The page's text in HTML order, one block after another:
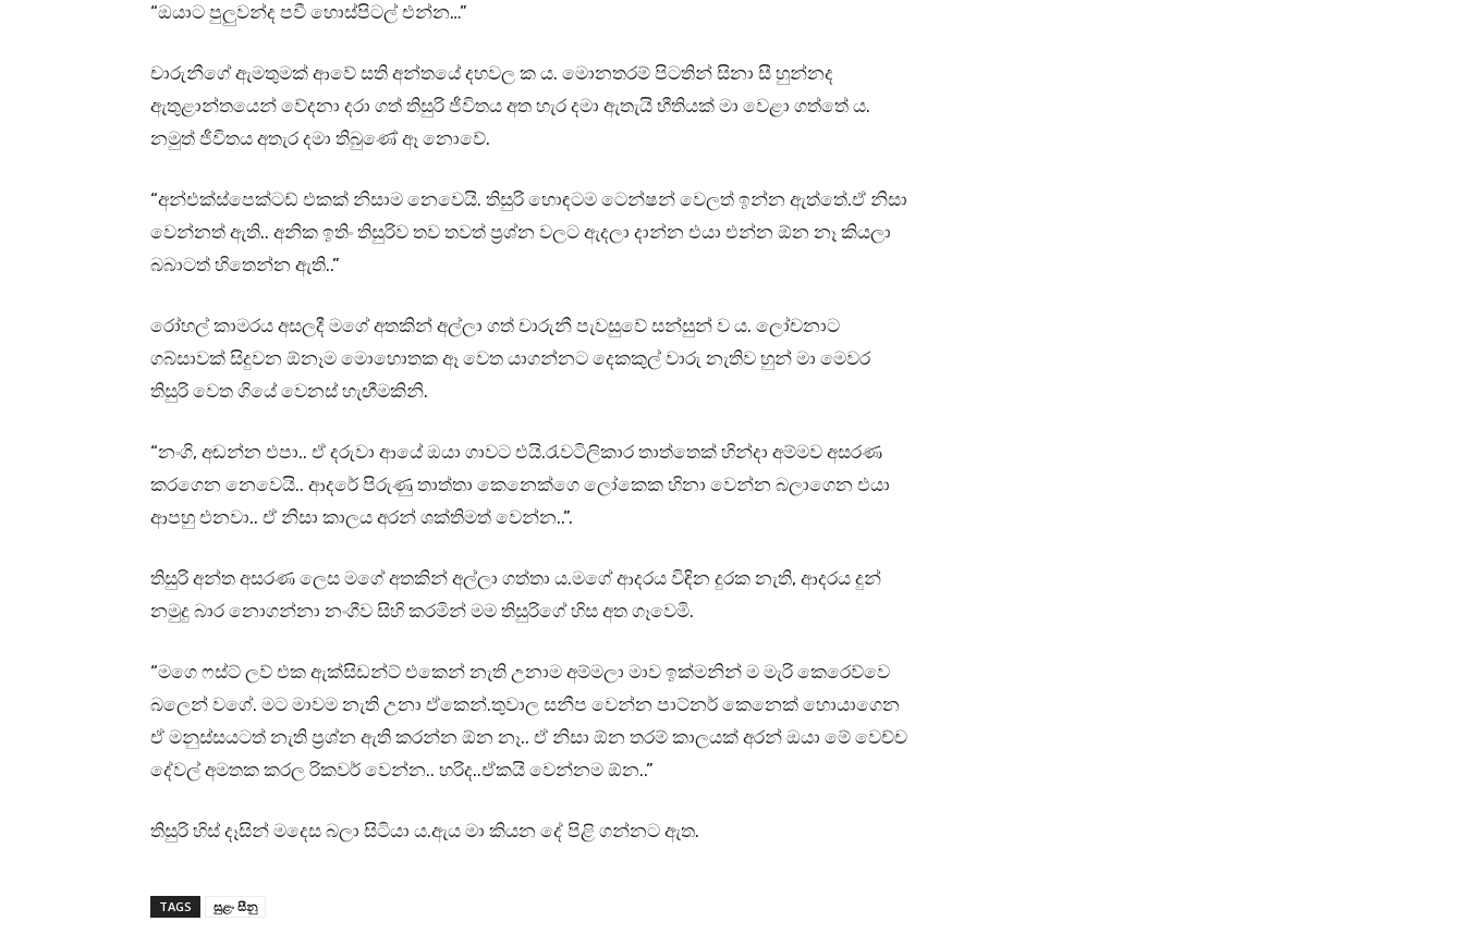
“ඔයාට පුලුවන්ද පවී හොස්පිටල් එන්න…”
චාරුනීගේ ඇමතුමක් ආවේ සති අන්තයේ දහවල ක ය. මොනතරම් පිටතින් සිනා සී හුන්නද
ඇතුළාන්තයෙන් වේදනා දරා ගත් තිසුරි ජීවිතය අත හැර දමා ඇතැයි භීතියක් මා වෙළා ගත්තේ ය.
නමුත් ජීවිතය අතැර දමා තිබුණේ ඈ නොවේ.
“අන්එක්ස්පෙක්ටඩ් එකක් නිසාම නෙවෙයි. තිසුරි හොඳටම ටෙන්ෂන් වෙලත් ඉන්න ඇත්තේ.ඒ නිසා
වෙන්නත් ඇති.. අනික ඉතිං තිසුරිව තව තවත් ප්‍රශ්න වලට ඇදලා දාන්න එයා එන්න ඕන නෑ කියලා
බබාටත් හිතෙන්න ඇති..”
රෝහල් කාමරය අසලදී මගේ අතකින් අල්ලා ගත් චාරුනී පැවසුවේ සන්සුන් ව ය. ලෝචනාට
ගබ්සාවක් සිදුවන ඕනෑම මොහොතක ඈ වෙත යාගන්නට දෙකකුල් වාරු නැතිව හුන් මා මෙවර
තිසුරි වෙත ගියේ වෙනස් හැඟීමකිනි.
“නංගි, අඬන්න එපා.. ඒ දරුවා ආයේ ඔයා ගාවට එයි.රැවටිලිකාර තාත්තෙක් හින්දා අම්මව අසරණ
කරගෙන නෙවෙයි.. ආදරේ පිරුණු තාත්තා කෙනෙක්ගෙ ලෝකෙක හිනා වෙන්න බලාගෙන එයා
ආපහු එනවා.. ඒ නිසා කාලය අරන් ශක්තිමත් වෙන්න..”.
තිසුරි අන්ත අසරණ ලෙස මගේ අතකින් අල්ලා ගත්තා ය.මගේ ආදරය විඳින දුරක නැති, ආදරය දුන්
නමුදු බාර නොගන්නා නංගීව සිහි කරමින් මම තිසුරිගේ හිස අත ගෑවෙමි.
“මගෙ ෆස්ට් ලව් එක ඇක්සිඩන්ට් එකෙන් නැති උනාම අම්මලා මාව ඉක්මනින් ම මැරි කෙරෙව්වෙ
බලෙන් වගේ. මට මාවම නැති උනා ඒකෙන්.තුවාල සනීප වෙන්න පාට්නර් කෙනෙක් හොයාගෙන
ඒ මනුස්සයටත් නැති ප්‍රශ්න ඇති කරන්න ඕන නෑ.. ඒ නිසා ඕන තරම් කාලයක් අරන් ඔයා මේ වෙච්ච
දේවල් අමතක කරල රිකවර් වෙන්න.. හරිද..ඒකයි වෙන්නම ඕන..”
තිසුරි හිස් දෑසින් මදෙස බලා සිටියා ය.ඇය මා කියන දේ පිළි ගන්නට ඇත.
TAGS සුළං සීනු